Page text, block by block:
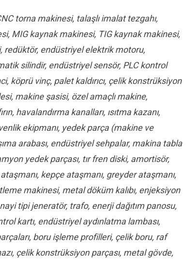
torna makinesi, talaşlı imalat tezgahı,
MIG kaynak makinesi, TIG kaynak makinesi,
endüstriyel elektrik motoru,
silindir, endüstriyel sensör, PLC kontrol
köprü vinç, palet kaldırıcı, çelik konstrüksiyon
makine şasisi, özel amaçlı makine,
havalandırma kanalları, ısıtma kazanı,
ekipmanı, yedek parça (makine ve
arabası, endüstriyel sehpalar, makina tabla
yedek parçası, tır fren diski, amortisör,
kepçe ataşmanı, greyder ataşmanı,
makinesi, metal döküm kalıbı, enjeksiyon
tipi jeneratör, trafo, enerji dağıtım panosu,
kartı, endüstriyel aydınlatma lambası,
boru işleme profilleri, çelik boru, raf
çelik konstrüksiyon parçası, metal gövde,